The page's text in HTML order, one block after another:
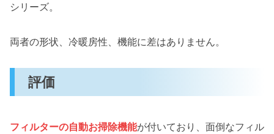
シリーズ。
両者の形状、冷暖房性、機能に差はありません。
評価
フィルターの自動お掃除機能が付いており、面倒なフィル